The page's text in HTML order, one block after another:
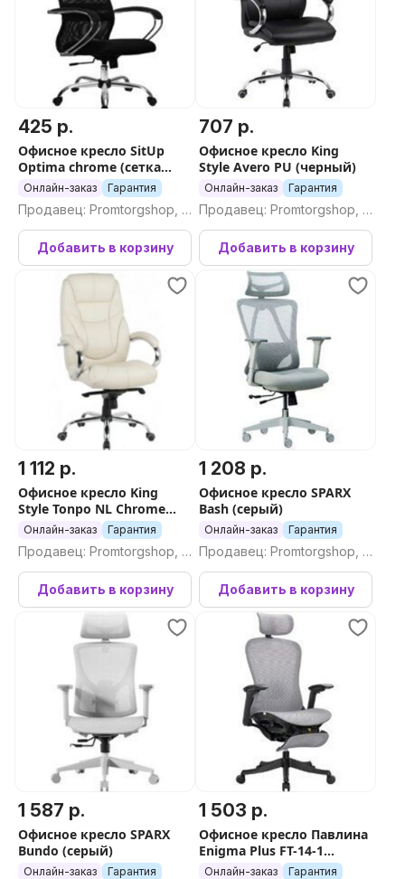
425 р.
Офисное кресло SitUp
Optima chrome (сетка
Black)
Онлайн-заказ Гарантия
Продавец: Promtorgshop, П
ромторгшоп
Добавить в корзину
707 р.
Офисное кресло King
Style Avero PU (черный)
Онлайн-заказ Гарантия
Продавец: Promtorgshop, П
ромторгшоп
Добавить в корзину
1 112 р.
Офисное кресло King
Style Tonpo NL Chrome
(кремовый)
Онлайн-заказ Гарантия
Продавец: Promtorgshop, П
ромторгшоп
Добавить в корзину
1 208 р.
Офисное кресло SPARX
Bash (серый)
Онлайн-заказ Гарантия
Продавец: Promtorgshop, П
ромторгшоп
Добавить в корзину
1 587 р.
Офисное кресло SPARX
Bundo (серый)
Онлайн-заказ Гарантия
1 503 р.
Офисное кресло Павлина
Enigma Plus FT-14-1
(черный/темно-серый)
Онлайн-заказ Гарантия